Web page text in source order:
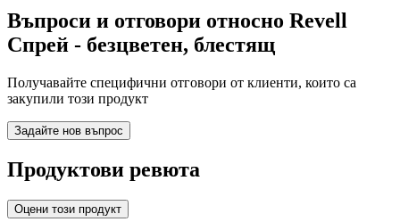
Въпроси и отговори относно Revell
Спрей - безцветен, блестящ
Получавайте специфични отговори от клиенти, които са
закупили този продукт
Задайте нов въпрос
Продуктови ревюта
Оцени този продукт